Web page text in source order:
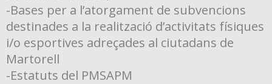
-Bases per a l’atorgament de subvencions
destinades a la realització d’activitats físiques
i/o esportives adreçades al ciutadans de
Martorell
-Estatuts del PMSAPM